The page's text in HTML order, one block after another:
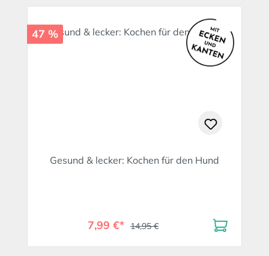
47 %
Gesund & lecker: Kochen für den Hund
7,99 €* 14,95 €